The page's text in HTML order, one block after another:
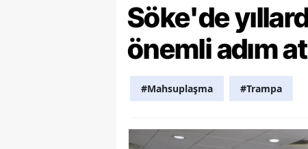
Söke'de
önemli adım
#Mahsuplaşma #Trampa